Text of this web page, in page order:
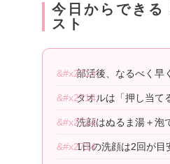
今日からできる
スト
部活後、なるべく早
タオルは「押し当て
洗顔はぬるま湯＋泡
1日の洗顔は2回が目